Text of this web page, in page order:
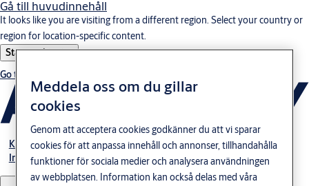
Gå till huvudinnehåll
It looks like you are visiting from a different region. Select your country or
region for location-specific content.
Stay on this site
Go to Ireland
Karriär
Investerare
Meddela oss om du gillar
cookies
Genom att acceptera cookies godkänner du att vi sparar
cookies för att anpassa innehåll och annonser, tillhandahålla
funktioner för sociala medier och analysera användningen
av webbplatsen. Information kan också delas med våra